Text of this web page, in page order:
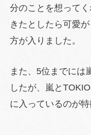
分のことを想って
きたとしたら可愛
方が入りました。
また、5位までには
したが、嵐と
に入っているのが特